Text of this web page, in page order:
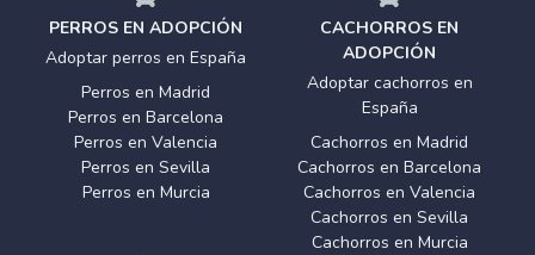
PERROS EN ADOPCIÓN
Adoptar perros en España
Perros en Madrid
Perros en Barcelona
Perros en Valencia
Perros en Sevilla
Perros en Murcia
CACHORROS EN
ADOPCIÓN
Adoptar cachorros en
España
Cachorros en Madrid
Cachorros en Barcelona
Cachorros en Valencia
Cachorros en Sevilla
Cachorros en Murcia